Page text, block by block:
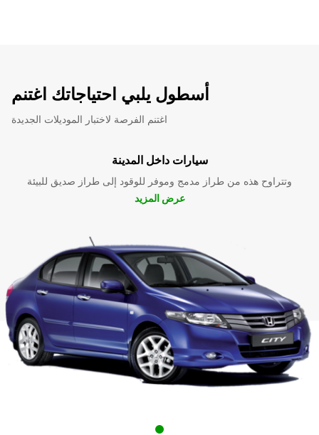
أسطول يلبي احتياجاتك اغتنم
اغتنم الفرصة لاختبار الموديلات الجديدة
سيارات داخل المدينة
وتتراوح هذه من طراز مدمج وموفر للوقود إلى طراز صديق للبيئة
عرض المزيد